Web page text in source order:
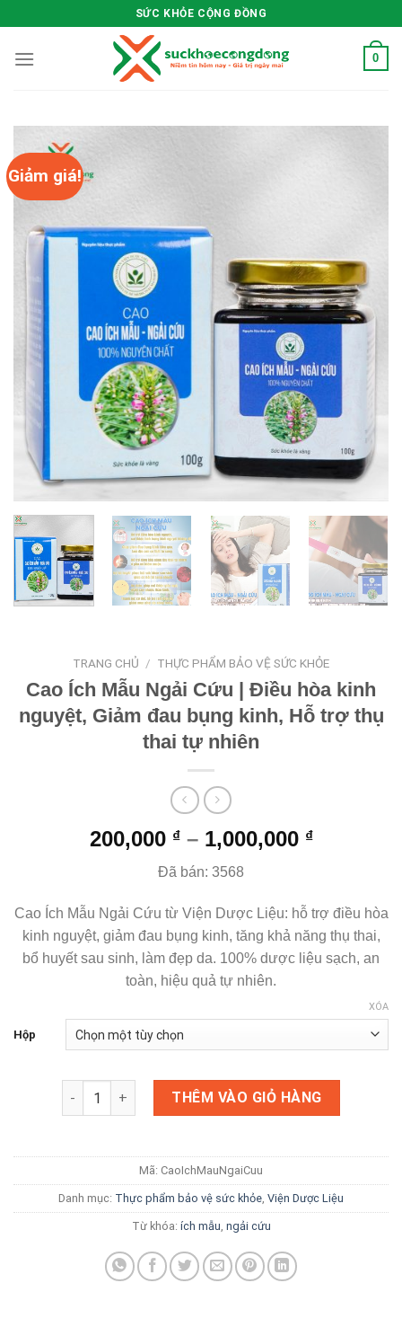
to
content
SỨC KHỎE CỘNG ĐỒNG
0
Giảm giá!
TRANG CHỦ / THỰC PHẨM BẢO VỆ SỨC KHỎE
Cao Ích Mẫu Ngải Cứu | Điều hòa kinh
nguyệt, Giảm đau bụng kinh, Hỗ trợ thụ
thai tự nhiên
200,000 ₫– 1,000,000 ₫
Đã bán: 3568
Cao Ích Mẫu Ngải Cứu từ Viện Dược Liệu: hỗ trợ điều hòa
kinh nguyệt, giảm đau bụng kinh, tăng khả năng thụ thai,
bổ huyết sau sinh, làm đẹp da. 100% dược liệu sạch, an
toàn, hiệu quả tự nhiên.
Hộp
XÓA
Cao Ích Mẫu Ngải Cứu | Điều hòa kinh nguyệt, Giảm
THÊM VÀO GIỎ HÀNG
Mã: CaoIchMauNgaiCuu
Danh mục: Thực phẩm bảo vệ sức khỏe Viện Dược Liệu
Từ khóa: ích mẫu ngải cứu